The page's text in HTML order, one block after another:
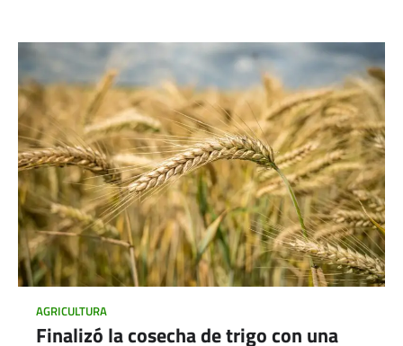
AGRICULTURA
Finalizó la cosecha de trigo con una